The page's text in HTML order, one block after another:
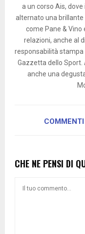
a un corso Ais,
alternato una
come Pane & Vino
relazioni, anche al
responsabilità stampa
Gazzetta dello Sport.
anche una
COMMENTI
CHE NE PENSI DI